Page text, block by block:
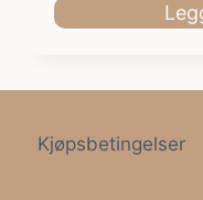
Kjøpsbetingelser